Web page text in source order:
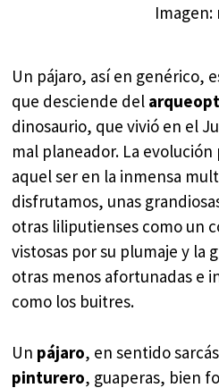
Imagen:
Un pájaro, así en genérico,
que desciende del
dinosaurio, que vivió en el
mal planeador. La
aquel ser en la inmensa
disfrutamos, unas
otras liliputienses como un
vistosas por su plumaje y la
otras menos afortunadas e
como los buitres.
Un pájaro, en sentido
pinturero, guaperas, bien